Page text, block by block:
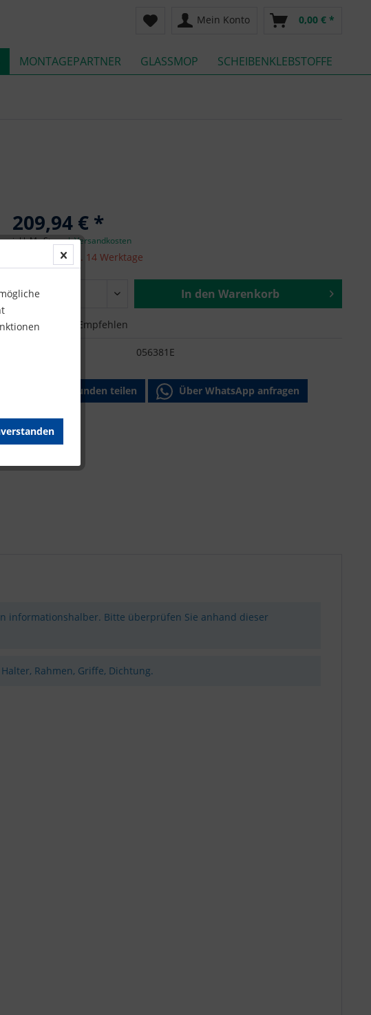
Mein Konto 0,00 € *
MONTAGEPARTNER GLASSMOP SCHEIBENKLEBSTOFFE
209,94 € *
inkl. MwSt.zzgl. Versandkosten
Lieferzeit ca. 14 Werktage
In den Warenkorb
Merken Empfehlen
056381E
Mit Freunden teilen Über WhatsApp anfragen
informationshalber. Bitte überprüfen Sie anhand dieser
Rahmen, Griffe, Dichtung.